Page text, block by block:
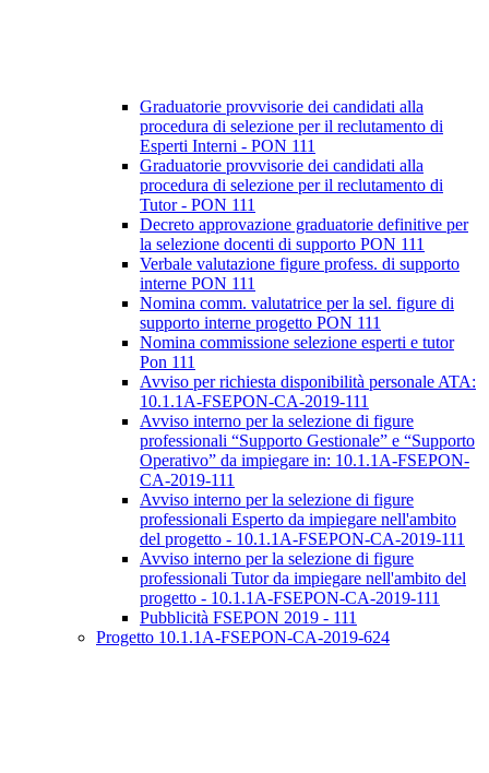
Graduatorie provvisorie dei candidati alla
procedura di selezione per il reclutamento di
Esperti Interni - PON 111
Graduatorie provvisorie dei candidati alla
procedura di selezione per il reclutamento di
Tutor - PON 111
Decreto approvazione graduatorie definitive per
la selezione docenti di supporto PON 111
Verbale valutazione figure profess. di supporto
interne PON 111
Nomina comm. valutatrice per la sel. figure di
supporto interne progetto PON 111
Nomina commissione selezione esperti e tutor
Pon 111
Avviso per richiesta disponibilità personale ATA:
10.1.1A-FSEPON-CA-2019-111
Avviso interno per la selezione di figure
professionali “Supporto Gestionale” e “Supporto
Operativo” da impiegare in: 10.1.1A-FSEPON-
CA-2019-111
Avviso interno per la selezione di figure
professionali Esperto da impiegare nell'ambito
del progetto - 10.1.1A-FSEPON-CA-2019-111
Avviso interno per la selezione di figure
professionali Tutor da impiegare nell'ambito del
progetto - 10.1.1A-FSEPON-CA-2019-111
Pubblicità FSEPON 2019 - 111
Progetto 10.1.1A-FSEPON-CA-2019-624